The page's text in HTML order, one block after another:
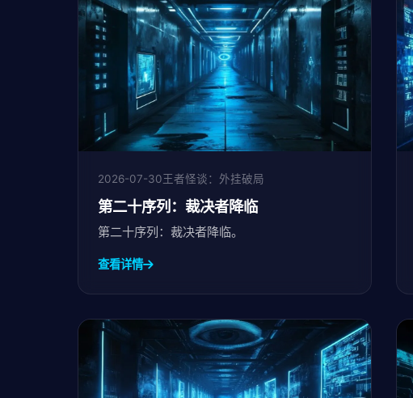
2026-07-30王者怪谈：外挂破局
第二十序列：裁决者降临
第二十序列：裁决者降临。
查看详情